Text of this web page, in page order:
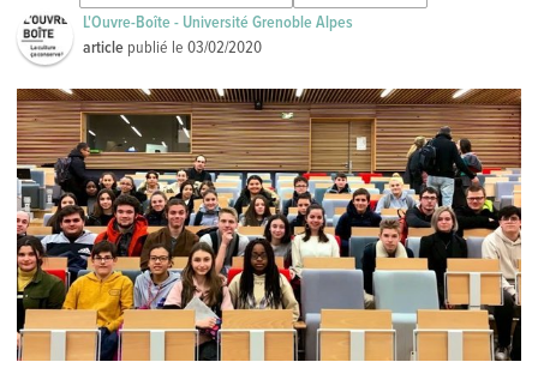
L'Ouvre-Boîte - Université Grenoble Alpes
article publié le03/02/2020